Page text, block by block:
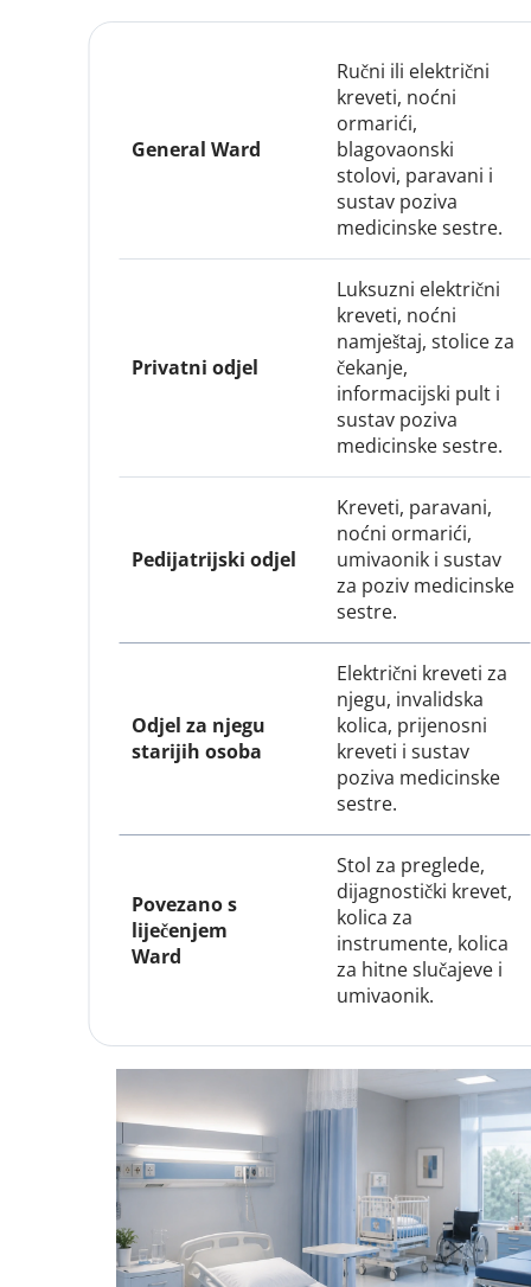
General Ward
Ručni ili električni
kreveti, noćni
ormarići,
blagovaonski
stolovi, paravani i
sustav poziva
medicinske sestre.
Privatni odjel
Luksuzni električni
kreveti, noćni
namještaj, stolice za
čekanje,
informacijski pult i
sustav poziva
medicinske sestre.
Pedijatrijski odjel
Kreveti, paravani,
noćni ormarići,
umivaonik i sustav
za poziv medicinske
sestre.
Odjel za njegu
starijih osoba
Električni kreveti za
njegu, invalidska
kolica, prijenosni
kreveti i sustav
poziva medicinske
sestre.
Povezano s
liječenjem
Ward
Stol za preglede,
dijagnostički krevet,
kolica za
instrumente, kolica
za hitne slučajeve i
umivaonik.